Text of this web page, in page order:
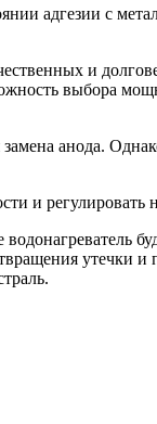
адгезии с
и
выбора
анода.
и регулировать
утечки